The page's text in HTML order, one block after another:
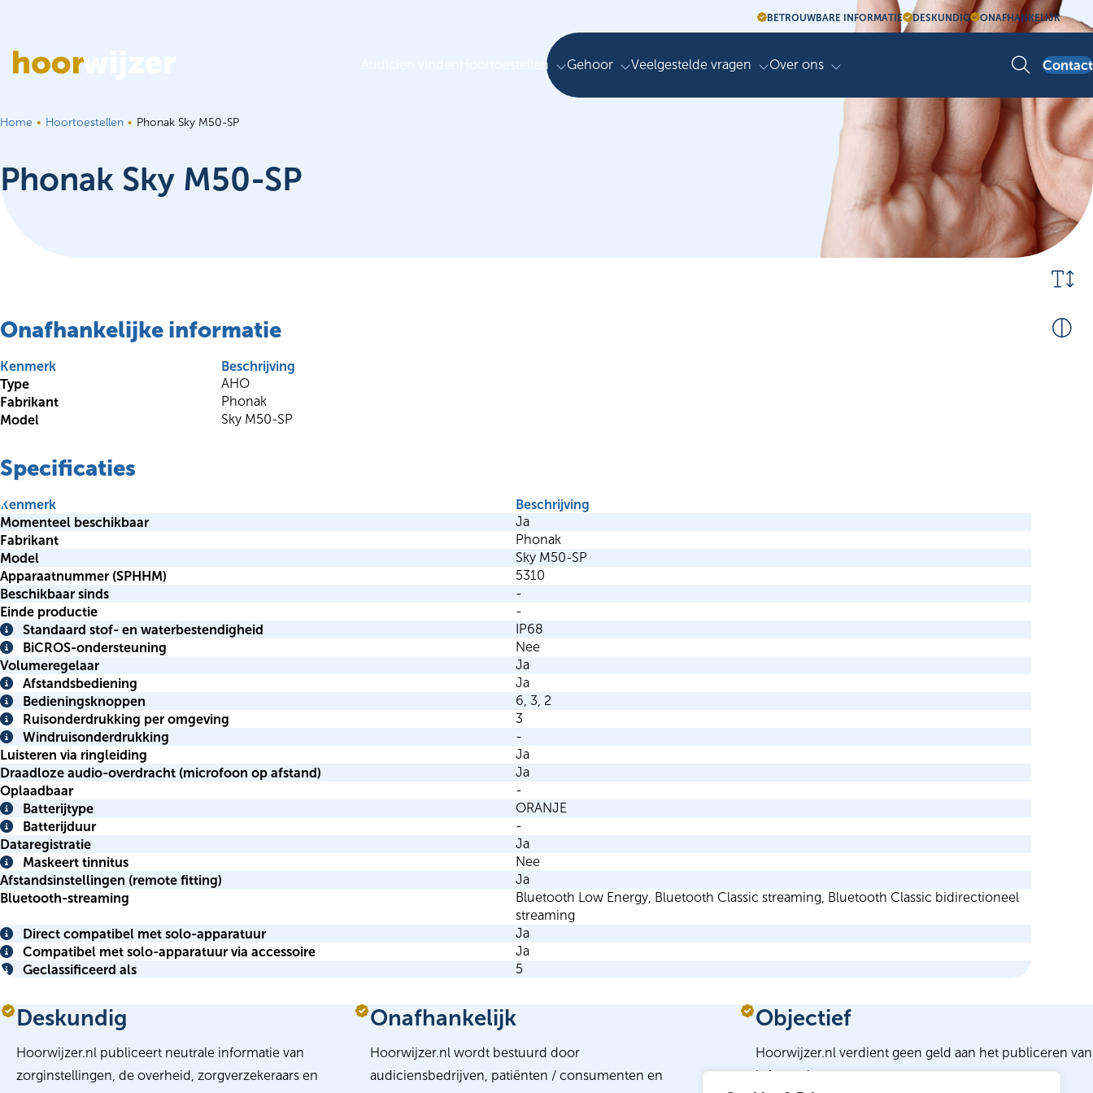
BETROUWBARE INFORMATIE DESKUNDIG ONAFHANKELIJK
Hoortoestellen Gehoor Veelgestelde vragen Over ons Contact
Home Hoortoestellen Phonak Sky M50-SP
Phonak Sky M50-SP
Onafhankelijke informatie
Kenmerk
Beschrijving
Type
AHO
Fabrikant Phonak
Model Sky M50-SP
Specificaties
Kenmerk
Beschrijving
Momenteel beschikbaar
Ja
Fabrikant Phonak
Model Sky M50-SP
Apparaatnummer (SPHHM) 5310
Beschikbaar sinds -
Einde productie -
Info
Standaard stof- en waterbestendigheid IP68
Info
BiCROS-ondersteuning Nee
Volumeregelaar Ja
Info
Afstandsbediening Ja
Info
Bedieningsknoppen 6, 3, 2
Info
Ruisonderdrukking per omgeving 3
Info
Windruisonderdrukking -
Luisteren via ringleiding Ja
Draadloze audio-overdracht (microfoon op afstand) Ja
Oplaadbaar -
Info
Batterijtype ORANJE
Info
Batterijduur -
Dataregistratie Ja
Info
Maskeert tinnitus Nee
Afstandsinstellingen (remote fitting) Ja
Bluetooth-streaming
Bluetooth Low Energy, Bluetooth Classic streaming, Bluetooth Classic bidirectioneel
streaming
Info
Direct compatibel met solo-apparatuur Ja
Info
Compatibel met solo-apparatuur via accessoire Ja
Geclassificeerd als 5
Deskundig
Hoorwijzer.nl publiceert neutrale informatie van
zorginstellingen, de overheid, zorgverzekeraars en
Onafhankelijk
Hoorwijzer.nl wordt bestuurd door
audiciensbedrijven, patiënten / consumenten en
Objectief
Hoorwijzer.nl verdient geen geld aan het publiceren van
informatie.